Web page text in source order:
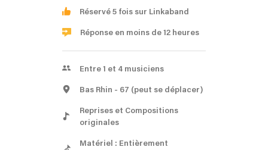
Réservé 5 fois sur Linkaband
Réponse en moins de 12 heures
Entre 1 et 4 musiciens
Bas Rhin - 67 (peut se déplacer)
Reprises et Compositions
originales
Matériel : Entièrement